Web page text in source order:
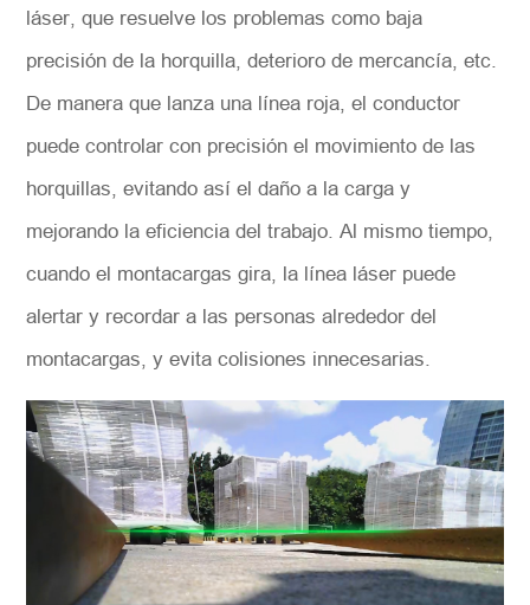
láser, que resuelve los problemas como baja
precisión de la horquilla, deterioro de mercancía, etc.
De manera que lanza una línea roja, el conductor
puede controlar con precisión el movimiento de las
horquillas, evitando así el daño a la carga y
mejorando la eficiencia del trabajo. Al mismo tiempo,
cuando el montacargas gira, la línea láser puede
alertar y recordar a las personas alrededor del
montacargas, y evita colisiones innecesarias.